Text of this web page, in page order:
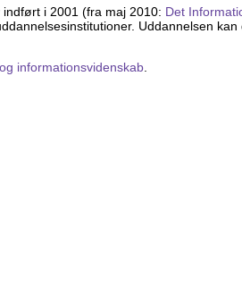
indført i 2001 (fra maj 2010: Det
Uddannelsen
informationsvidenskab